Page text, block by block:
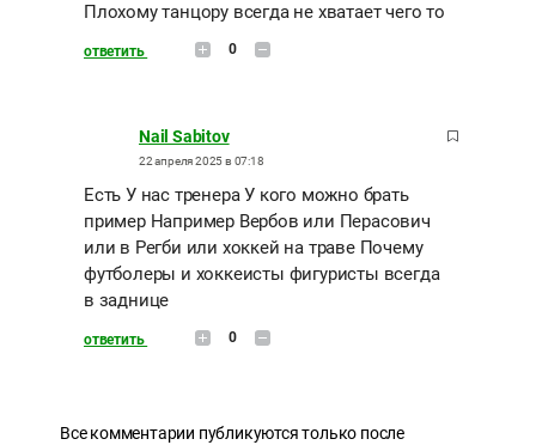
Плохому танцору всегда не хватает чего то
ответить 0
Nail Sabitov
22 апреля 2025 в 07:18
Есть У нас тренера У кого можно брать
пример Например Вербов или Перасович
или в Регби или хоккей на траве Почему
футболеры и хоккеисты фигуристы всегда
в заднице
ответить 0
Все комментарии публикуются только после